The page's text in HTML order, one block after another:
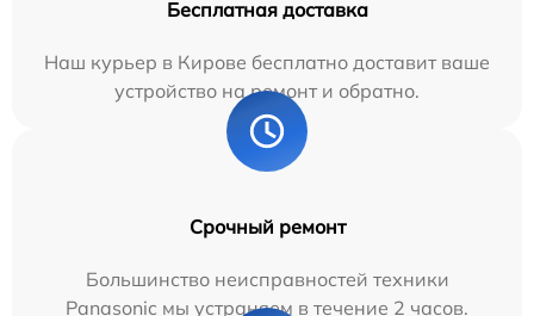
Бесплатная доставка
Наш курьер в Кирове бесплатно доставит ваше
устройство на ремонт и обратно.
Срочный ремонт
Большинство неисправностей техники
Panasonic мы устраняем в течение 2 часов.